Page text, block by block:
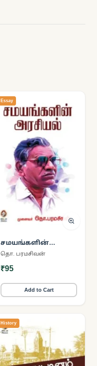
Essay
சமயங்களின்
அரசியல் (விகடன்
பிரசுரம்)
தொ. பரமசிவன்
₹95
Add to Cart
History